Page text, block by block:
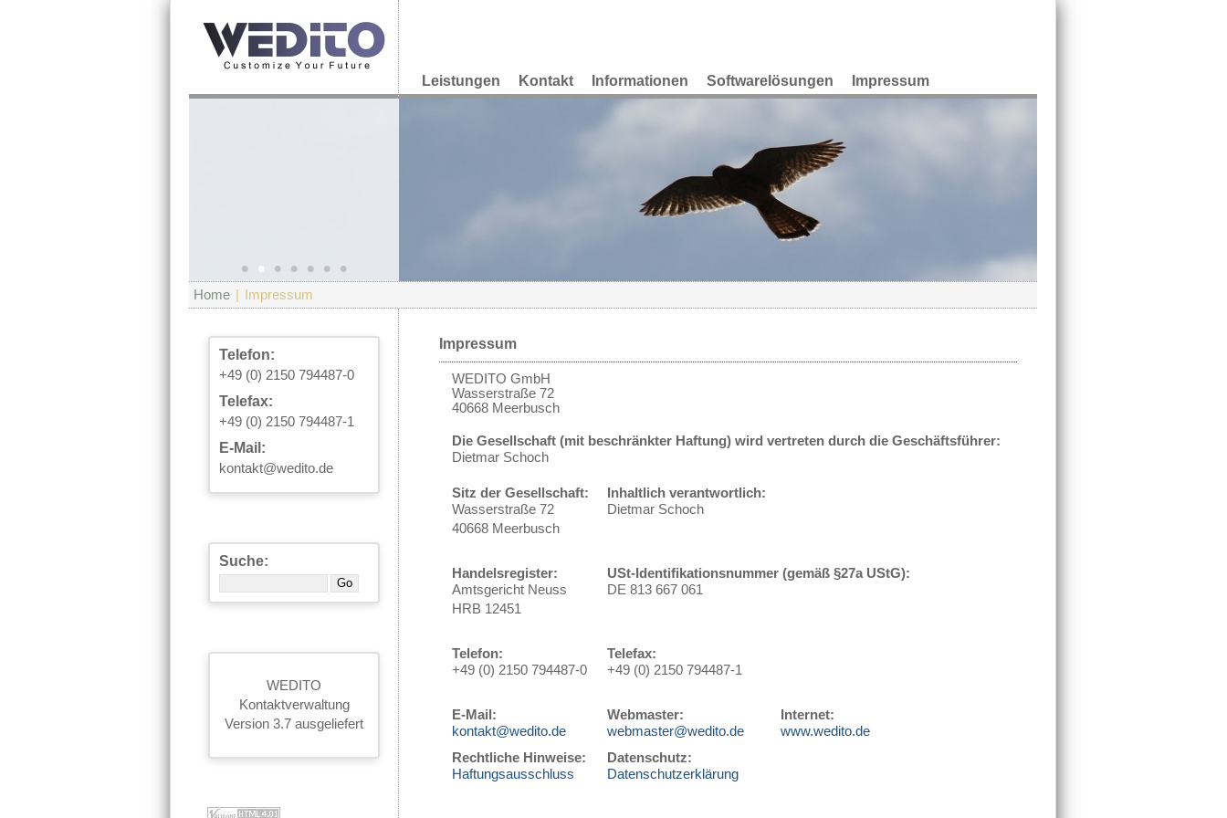
Leistungen Kontakt Informationen Softwarelösungen Impressum
• • • • • • •
Home Impressum
Telefon:
+49 (0) 2150 794487-0
Telefax:
+49 (0) 2150 794487-1
E-Mail:
kontakt@wedito.de
Suche:
WEDITO
Kontaktverwaltung
Version 3.7 ausgeliefert
Impressum
WEDITO GmbH
Wasserstraße 72
40668 Meerbusch
Die Gesellschaft (mit beschränkter Haftung) wird vertreten durch die Geschäftsführer:
Dietmar Schoch
Sitz der Gesellschaft:
Wasserstraße 72
40668 Meerbusch
Inhaltlich verantwortlich:
Dietmar Schoch
Handelsregister:
Amtsgericht Neuss
HRB 12451
USt-Identifikationsnummer (gemäß §27a UStG):
DE 813 667 061
Telefon:
+49 (0) 2150 794487-0
Telefax:
+49 (0) 2150 794487-1
E-Mail:
kontakt@wedito.de
Webmaster:
webmaster@wedito.de
Internet:
www.wedito.de
Rechtliche Hinweise:
Haftungsausschluss
Datenschutz:
Datenschutzerklärung